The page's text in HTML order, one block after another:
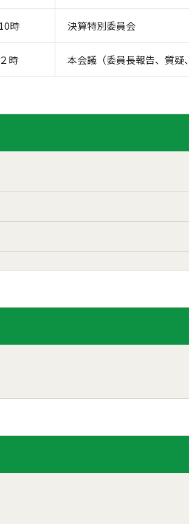
時 決算特別委員会
時 本会議（委員長報告、質疑